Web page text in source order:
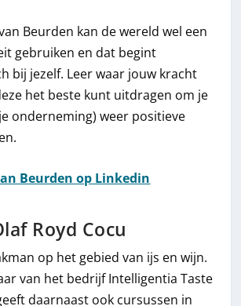
Beurden kan de wereld wel een
gebruiken en dat begint
bij jezelf. Leer waar jouw kracht
het beste kunt uitdragen om je
onderneming) weer positieve
Beurden op Linkedin
Royd Cocu
op het gebied van ijs en wijn.
van het bedrijf Intelligentia Taste
daarnaast ook cursussen in